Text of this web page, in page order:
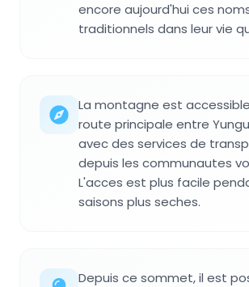
encore aujourd'hui ces
traditionnels dans leur vie
La montagne est
route principale entre
avec des services de
depuis les communautes
L'acces est plus facile
saisons plus seches.
Depuis ce sommet, il est